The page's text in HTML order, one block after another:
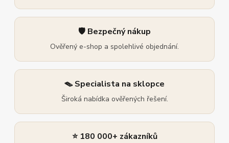
🛡️ Bezpečný nákup
Ověřený e-shop a spolehlivé objednání.
🪤 Specialista na sklopce
Široká nabídka ověřených řešení.
⭐ 180 000+ zákazníků